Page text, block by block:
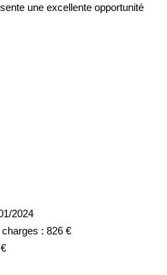
une excellente opportunité
2024
: 826 €